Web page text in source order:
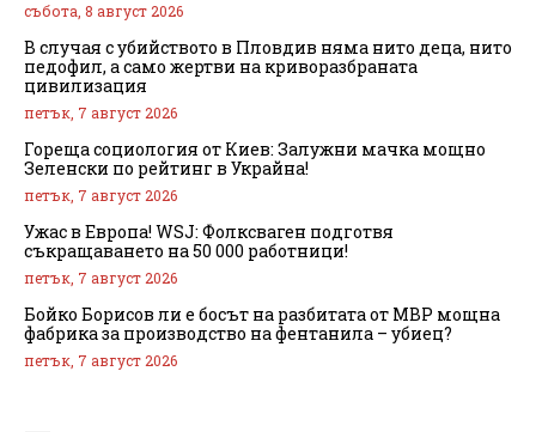
събота, 8 август 2026
В случая с убийството в Пловдив няма нито деца, нито
педофил, а само жертви на криворазбраната
цивилизация
петък, 7 август 2026
Гореща социология от Киев: Залужни мачка мощно
Зеленски по рейтинг в Украйна!
петък, 7 август 2026
Ужас в Европа! WSJ: Фолксваген подготвя
съкращаването на 50 000 работници!
петък, 7 август 2026
Бойко Борисов ли е босът на разбитата от МВР мощна
фабрика за производство на фентанила – убиец?
петък, 7 август 2026